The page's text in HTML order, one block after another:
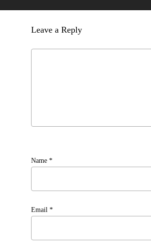
Leave a Reply
Name *
Email *